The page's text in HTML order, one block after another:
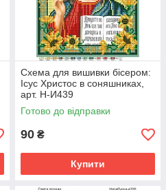
Схема для вишивки бісером:
Ісус Христос в соняшниках,
арт. Н-И439
Готово до відправки
90 ₴
Купити